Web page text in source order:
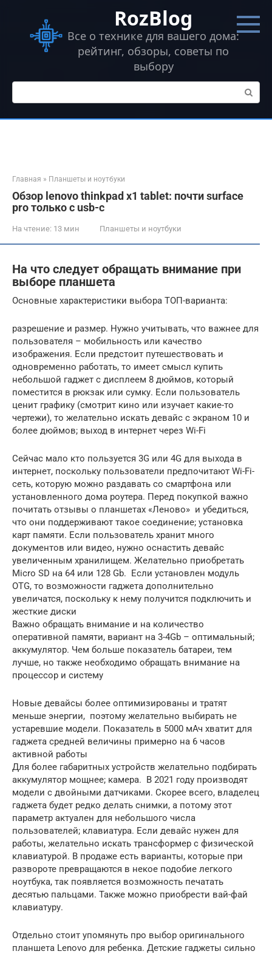
контенту
RozBlog
Все о технике для вашего дома:
рейтинг, обзоры, советы по
выбору
Поиск:
Главная » Планшеты и ноутбуки
Обзор lenovo thinkpad x1 tablet: почти surface
pro только с usb-c
На чтение: 13 мин Планшеты и ноутбуки
На что следует обращать внимание при
выборе планшета
Основные характеристики выбора ТОП-варианта:
разрешение и размер. Нужно учитывать, что важнее для
пользователя – мобильность или качество
изображения. Если предстоит путешествовать и
одновременно работать, то имеет смысл купить
небольшой гаджет с дисплеем 8 дюймов, который
поместится в рюкзак или сумку. Если пользователь
ценит графику (смотрит кино или изучает какие-то
чертежи), то желательно искать девайс с экраном 10 и
более дюймов; выход в интернет через Wi-Fi
Сейчас мало кто пользуется 3G или 4G для выхода в
интернет, поскольку пользователи предпочитают Wi-Fi-
сеть, которую можно раздавать со смартфона или
установленного дома роутера. Перед покупкой важно
почитать отзывы о планшетах «Леново» и убедиться,
что они поддерживают такое соединение; установка
карт памяти. Если пользователь хранит много
документов или видео, нужно оснастить девайс
увеличенным хранилищем. Желательно приобретать
Micro SD на 64 или 128 Gb. Если установлен модуль
OTG, то возможности гаджета дополнительно
увеличатся, поскольку к нему получится подключить и
жесткие диски
Важно обращать внимание и на количество
оперативной памяти, вариант на 3-4Gb – оптимальный;
аккумулятор. Чем больше показатель батареи, тем
лучше, но также необходимо обращать внимание на
процессор и систему
Новые девайсы более оптимизированы и тратят
меньше энергии, поэтому желательно выбирать не
устаревшие модели. Показатель в 5000 мАч хватит для
гаджета средней величины примерно на 6 часов
активной работы
Для более габаритных устройств желательно подбирать
аккумулятор мощнее; камера. В 2021 году производят
модели с двойными датчиками. Скорее всего, владелец
гаджета будет редко делать снимки, а потому этот
параметр актуален для небольшого числа
пользователей; клавиатура. Если девайс нужен для
работы, желательно искать трансформер с физической
клавиатурой. В продаже есть варианты, которые при
развороте превращаются в некое подобие легкого
ноутбука, так появляется возможность печатать
десятью пальцами. Также можно приобрести вай-фай
клавиатуру.
Отдельно стоит упомянуть про выбор оригинального
планшета Lenovo для ребенка. Детские гаджеты сильно